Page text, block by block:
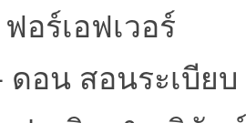
อร์เอฟเวอร์
ดอน สอนระเบียบ